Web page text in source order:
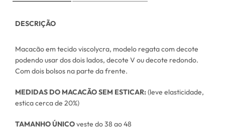
DESCRIÇÃO
Macacão em tecido viscolycra, modelo regata com decote
podendo usar dos dois lados, decote V ou decote redondo.
Com dois bolsos na parte da frente.
MEDIDAS DO MACACÃO SEM ESTICAR:(leve elasticidade,
estica cerca de 20%)
TAMANHO ÚNICOveste do 38 ao 48